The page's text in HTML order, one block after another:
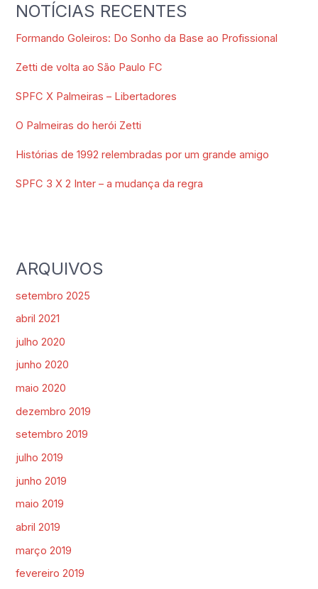
NOTÍCIAS RECENTES
Formando Goleiros: Do Sonho da Base ao Profissional
Zetti de volta ao São Paulo FC
SPFC X Palmeiras – Libertadores
O Palmeiras do herói Zetti
Histórias de 1992 relembradas por um grande amigo
SPFC 3 X 2 Inter – a mudança da regra
ARQUIVOS
setembro 2025
abril 2021
julho 2020
junho 2020
maio 2020
dezembro 2019
setembro 2019
julho 2019
junho 2019
maio 2019
abril 2019
março 2019
fevereiro 2019